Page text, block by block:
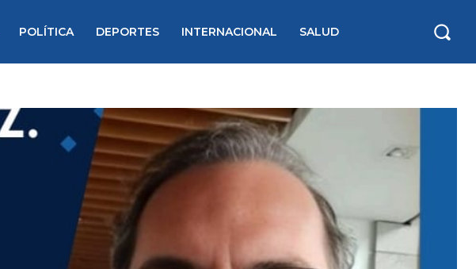
POLÍTICA DEPORTES INTERNACIONAL SALUD